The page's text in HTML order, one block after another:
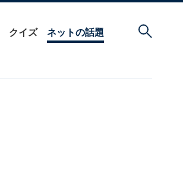
クイズ ネットの話題